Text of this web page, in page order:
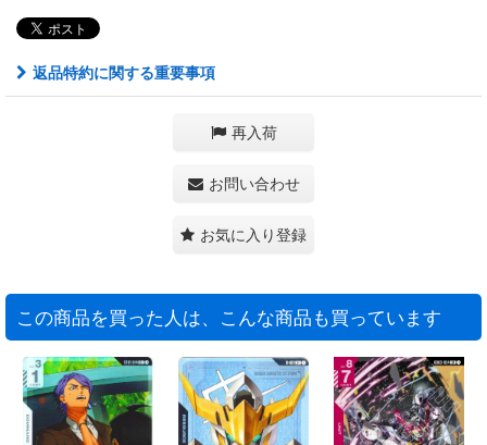
返品特約に関する重要事項
再入荷
お問い合わせ
お気に入り登録
この商品を買った人は、こんな商品も買っています